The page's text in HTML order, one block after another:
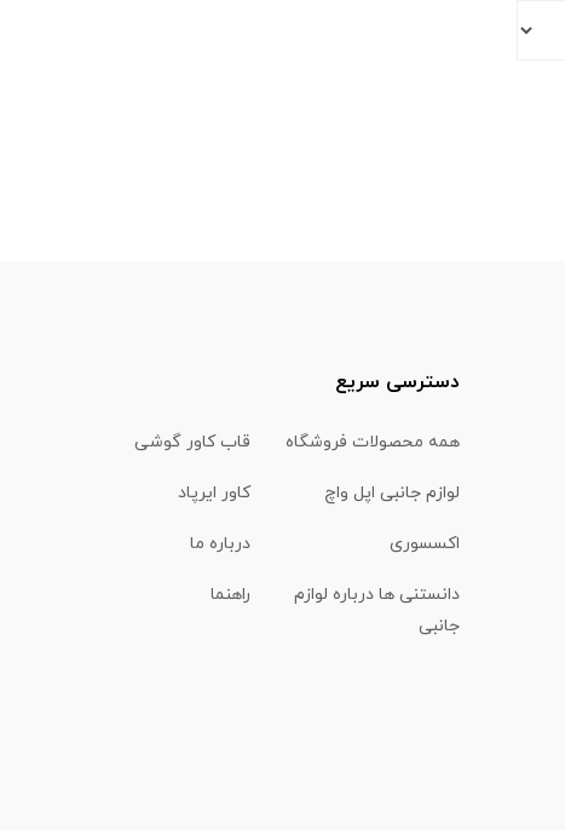
دسترسی سریع
همه محصولات فروشگاه قاب کاور گوشی
لوازم جانبی اپل واچ کاور ایرپاد
اکسسوری درباره ما
دانستنی ها درباره لوازم
جانبی
راهنما